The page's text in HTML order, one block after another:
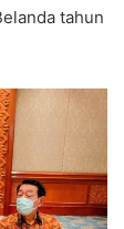
tahun